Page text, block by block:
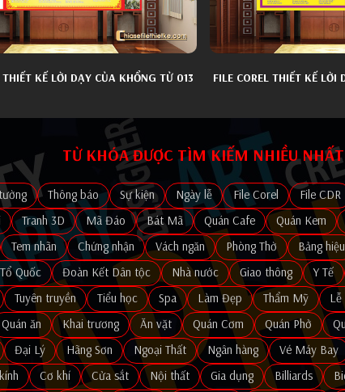
THIẾT KẾ LỜI DẠY CỦA KHỔNG TỬ 013 FILE COREL THIẾT KẾ
TỪ KHÓA ĐƯỢC TÌM KIẾM NHIỀU NHẤT
Thông báo Sự kiện Ngày lễ File Corel File CDR
Tranh 3D Mã Đáo Bát Mã Quán Cafe Quán Kem
Tem nhãn Chứng nhận Vách ngăn Phòng Thờ Bảng hiệu
Quốc Đoàn Kết Dân tộc Nhà nước Giao thông Y Tế
Tuyên truyền Tiểu học Spa Làm Đẹp Thẩm Mỹ
Quán ăn Khai trương Ăn vặt Quán Cơm Quán Phở
Đại Lý Hãng Sơn Ngoại Thất Ngân hàng Vé Máy Bay
Cơ khí Cửa sắt Nội thất Gia dụng Billiards